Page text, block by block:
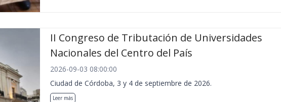
II Congreso de Tributación de Universidades
Nacionales del Centro del País
2026-09-03 08:00:00
Ciudad de Córdoba, 3 y 4 de septiembre de 2026.
Leer más